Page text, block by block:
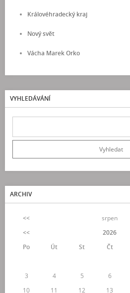
Královéhradecký kraj
Nový svět
Vácha Marek Orko
VYHLEDÁVÁNÍ
ARCHIV
<< srpen
<<
2026
Po
Út St Čt
3
4 5 6
10
11 12 13